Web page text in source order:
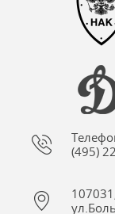
(495)